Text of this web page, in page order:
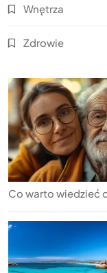
Wnętrza
Zdrowie
Co warto wiedzieć